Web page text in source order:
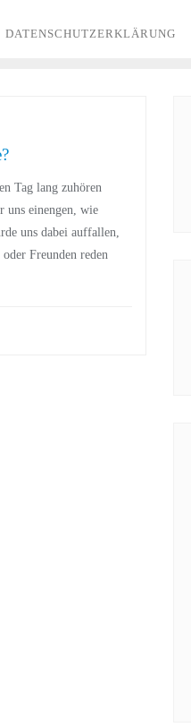
DATENSCHUTZERKLÄRUNG
Tag lang zuhören
uns einengen, wie
uns dabei auffallen,
Freunden reden